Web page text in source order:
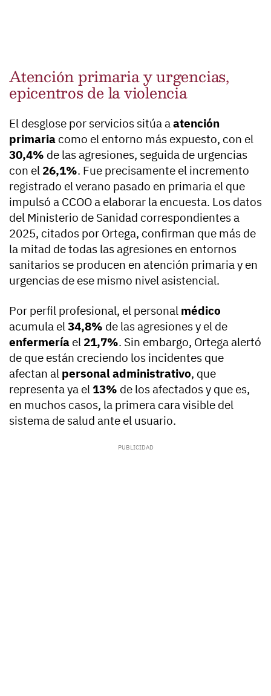
Atención primaria y urgencias,
epicentros de la violencia
El desglose por servicios sitúa aatención
primaria como el entorno más expuesto, con el
30,4% de las agresiones, seguida de urgencias
con el 26,1%. Fue precisamente el incremento
registrado el verano pasado en primaria el que
impulsó a CCOO a elaborar la encuesta. Los datos
del Ministerio de Sanidad correspondientes a
2025, citados por Ortega, confirman que más de
la mitad de todas las agresiones en entornos
sanitarios se producen en atención primaria y en
urgencias de ese mismo nivel asistencial.
Por perfil profesional, el personal médico
acumula el34,8% de las agresiones y el de
enfermería el 21,7%. Sin embargo, Ortega alertó
de que están creciendo los incidentes que
afectan al personal administrativo, que
representa ya el 13% de los afectados y que es,
en muchos casos, la primera cara visible del
sistema de salud ante el usuario.